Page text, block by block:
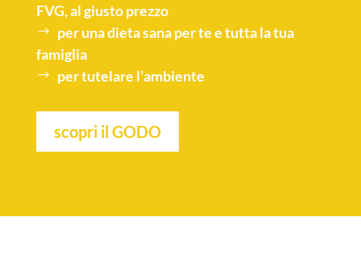
FVG, al giusto prezzo
per unadieta sanaper te e tutta la tua
famiglia
per tutelare l’ambiente
scopri il GODO